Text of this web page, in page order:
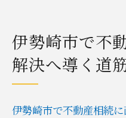
無料相談を活用し
無料相談先比較
伊勢崎市で利用
伊勢崎市で不
解決へ導く道
伊勢崎市で不動産相続